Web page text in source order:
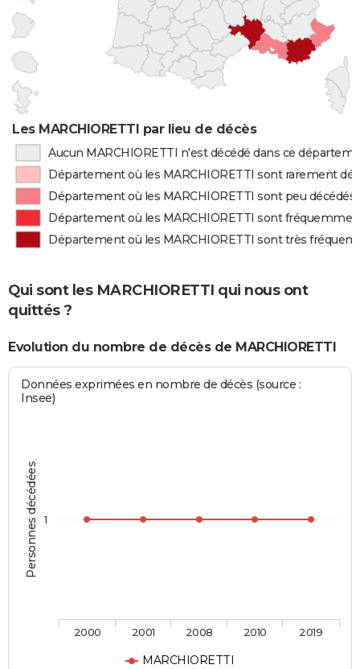
Les MARCHIORETTI par lieu de décès
Aucun MARCHIORETTI n'est décédé dans ce
Département où les MARCHIORETTI sont rarement
Département où les MARCHIORETTI sont peu décédés
Département où les MARCHIORETTI sont
Département où les MARCHIORETTI sont très
Qui sont les MARCHIORETTI qui nous ont
quittés ?
Evolution du nombre de décès de MARCHIORETTI
Personnes décédées
Données exprimées en nombre de décès (source :
Insee)
MARCHIORETTI
2000 2001 2008 2010 2019
1